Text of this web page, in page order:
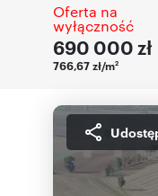
Oferta na
wyłączność
690 000 zł
766,67 zł/m2